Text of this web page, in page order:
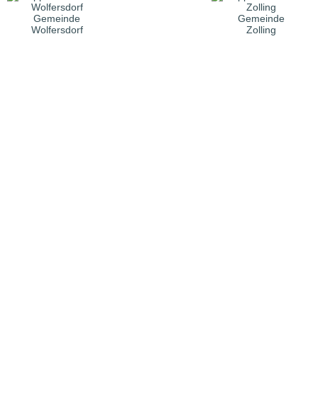
Gemeinde
Wolfersdorf
Gemeinde
Zolling